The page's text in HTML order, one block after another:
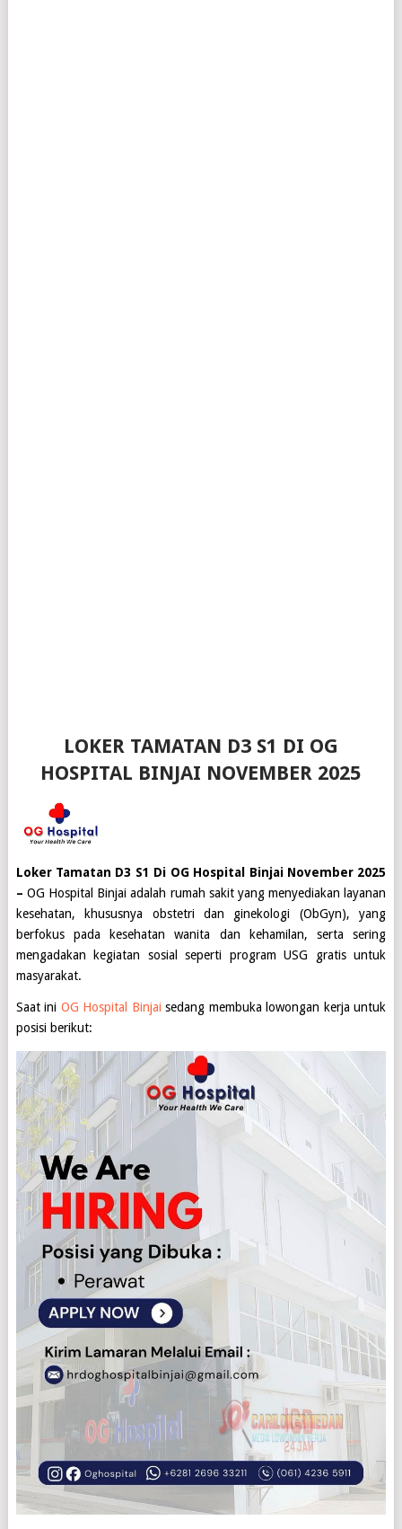
LOKER TAMATAN D3 S1 DI OG
HOSPITAL BINJAI NOVEMBER 2025
Loker Tamatan D3 S1 Di OG Hospital Binjai November 2025
– OG Hospital Binjai adalah rumah sakit yang menyediakan layanan
kesehatan, khususnya obstetri dan ginekologi (ObGyn), yang
berfokus pada kesehatan wanita dan kehamilan, serta sering
mengadakan kegiatan sosial seperti program USG gratis untuk
masyarakat.
Saat ini OG Hospital Binjai sedang membuka lowongan kerja untuk
posisi berikut: